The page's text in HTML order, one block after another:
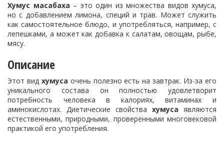
Хумус масабаха – это один из множества видов хумуса,
но с добавлением лимона, специй и трав. Может служить
как самостоятельное блюдо, и употребляться, например, с
лепешками, а может как добавка к салатам, овощам, рыбе,
мясу.
Описание
Этот вид хумуса очень полезно есть на завтрак. Из-за его
уникального состава он полностью удовлетворит
потребность человека в калориях, витаминах и
аминокислотах. Диетические свойства хумуса являются
естественными, природными, проверенными многовековой
практикой его употребления.